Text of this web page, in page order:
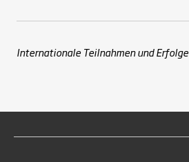
Internationale Teilnahmen und Erfolge